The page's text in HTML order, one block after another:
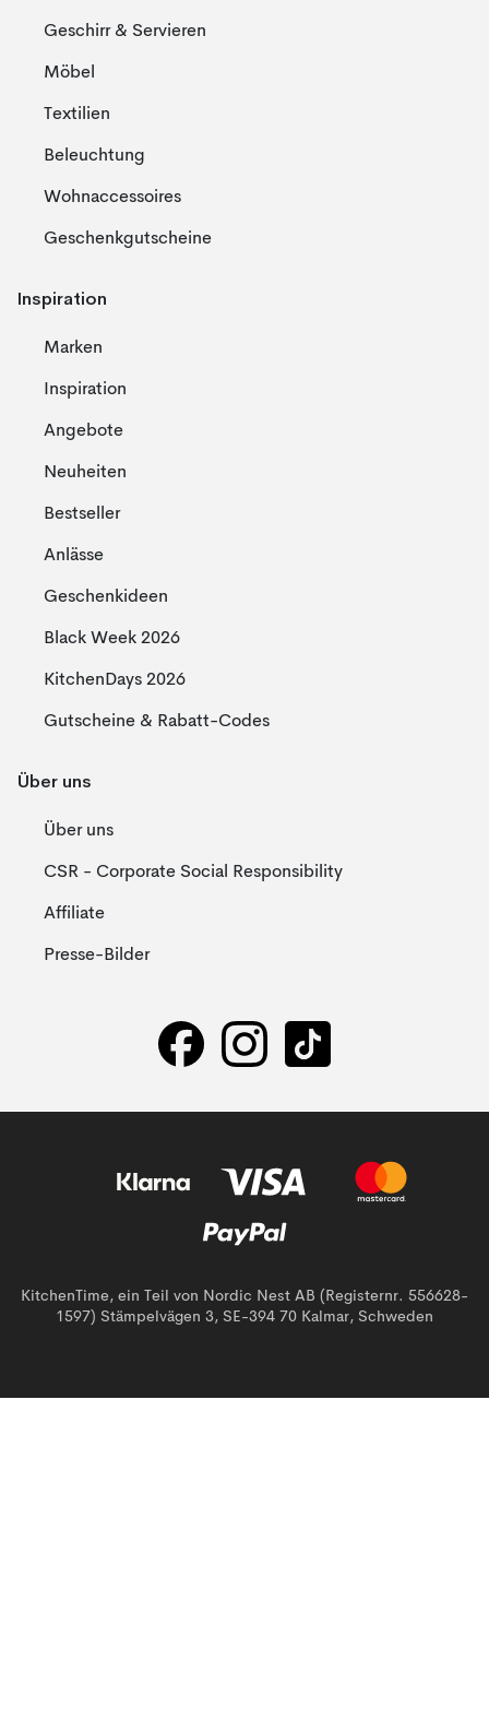
Geschirr & Servieren
Möbel
Textilien
Beleuchtung
Wohnaccessoires
Geschenkgutscheine
Inspiration
Marken
Inspiration
Angebote
Neuheiten
Bestseller
Anlässe
Geschenkideen
Black Week 2026
KitchenDays 2026
Gutscheine & Rabatt-Codes
Über uns
Über uns
CSR - Corporate Social Responsibility
Affiliate
Presse-Bilder
KitchenTime, ein Teil von Nordic Nest AB (Registernr. 556628-
1597) Stämpelvägen 3, SE-394 70 Kalmar, Schweden